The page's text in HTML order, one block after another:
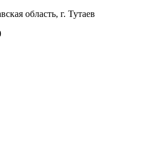
область, г. Тутаев